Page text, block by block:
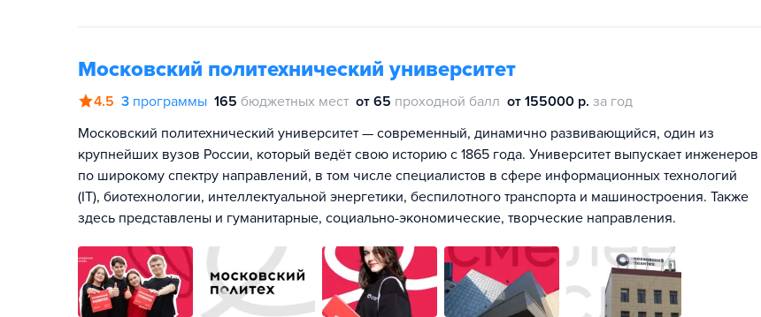
Московский политехнический университет
4.5 3 программы 165 бюджетных мест от 65 проходной балл от 155000 р. за год
Московский политехнический университет — современный, динамично развивающийся, один из
крупнейших вузов России, который ведёт свою историю с 1865 года. Университет выпускает инженеров
по широкому спектру направлений, в том числе специалистов в сфере информационных технологий
(IT), биотехнологии, интеллектуальной энергетики, беспилотного транспорта и машиностроения. Также
здесь представлены и гуманитарные, социально-экономические, творческие направления.